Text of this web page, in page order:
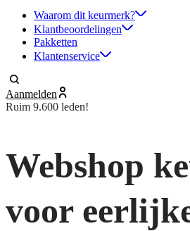
Waarom dit keurmerk?
Klantbeoordelingen
Pakketten
Klantenservice
Aanmelden
Ruim 9.600 leden!
Webshop
voor